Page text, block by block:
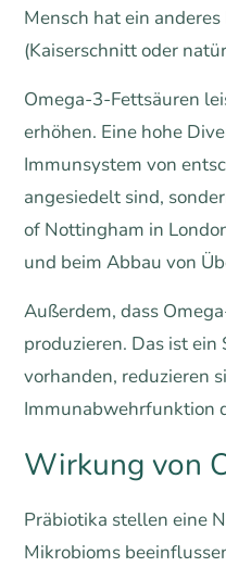
Mensch hat ein
(Kaiserschnitt oder
Omega-3-Fettsäuren
erhöhen. Eine hohe
Immunsystem von
angesiedelt sind,
of Nottingham in
und beim Abbau von
Außerdem, dass
produzieren. Das ist
vorhanden, reduzieren
Immunabwehrfunktion
Wirkung von
Präbiotika stellen eine
Mikrobioms